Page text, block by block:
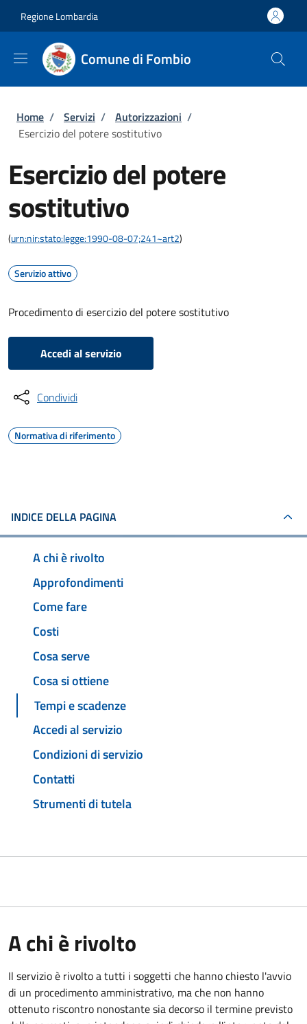
Regione Lombardia
Comune di Fombio
Briciole di pane
Home / Servizi / Autorizzazioni /
Esercizio del potere sostitutivo
Esercizio del potere
sostitutivo
(urn:nir:stato:legge:1990-08-07;241~art2)
Servizio attivo
Procedimento di esercizio del potere sostitutivo
Accedi al servizio
Condividi
Normativa di riferimento
INDICE DELLA PAGINA
A chi è rivolto
Approfondimenti
Come fare
Costi
Cosa serve
Cosa si ottiene
Tempi e scadenze
Accedi al servizio
Condizioni di servizio
Contatti
Strumenti di tutela
A chi è rivolto
Il servizio è rivolto a tutti i soggetti che hanno chiesto l'avvio
di un procedimento amministrativo, ma che non hanno
ottenuto riscontro nonostante sia decorso il termine previsto